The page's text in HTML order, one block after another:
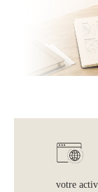
votre